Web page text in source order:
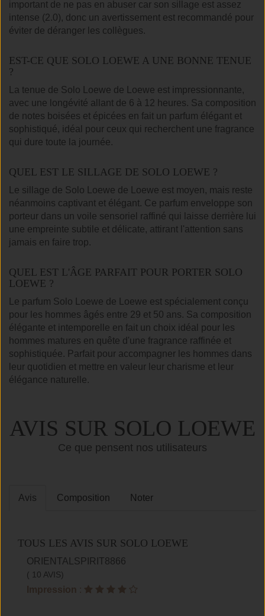
important de ne pas en abuser car son sillage est assez
intense (2.0), donc un avertissement est recommandé pour
éviter de déranger les collègues.
EST-CE QUE SOLO LOEWE A UNE BONNE TENUE
?
La tenue de Solo Loewe de Loewe est impressionnante,
avec une longévité allant de 6 à 12 heures. Sa composition
de notes boisées et épicées en fait un parfum élégant et
sophistiqué, idéal pour ceux qui recherchent une fragrance
qui dure toute la journée.
QUEL EST LE SILLAGE DE SOLO LOEWE ?
Le sillage de Solo Loewe de Loewe est moyen, mais reste
néanmoins captivant et élégant. Ce parfum enveloppe son
porteur dans un voile sensoriel raffiné qui laisse derrière lui
une empreinte subtile et délicate, attirant l'attention sans
jamais en faire trop.
QUEL EST L'ÂGE PARFAIT POUR PORTER SOLO
LOEWE ?
Le parfum Solo Loewe de Loewe est spécialement conçu
pour les hommes âgés entre 29 et 50 ans. Sa composition
élégante et intemporelle en fait un choix idéal pour les
hommes matures en quête d'une fragrance raffinée et
sophistiquée. Parfait pour accompagner les hommes dans
leur quotidien et mettre en valeur leur charisme et leur
élégance naturelle.
AVIS SUR SOLO LOEWE
Ce que pensent nos utilisateurs
Avis Composition Noter
TOUS LES AVIS SUR SOLO LOEWE
ORIENTALSPIRIT8866
( 10 AVIS)
Impression :